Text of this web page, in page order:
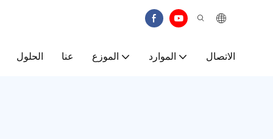
الحلول عنا الموزع الموارد الاتصال